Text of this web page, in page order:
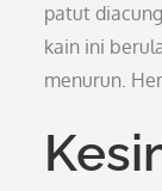
patut
kain ini
menurun.